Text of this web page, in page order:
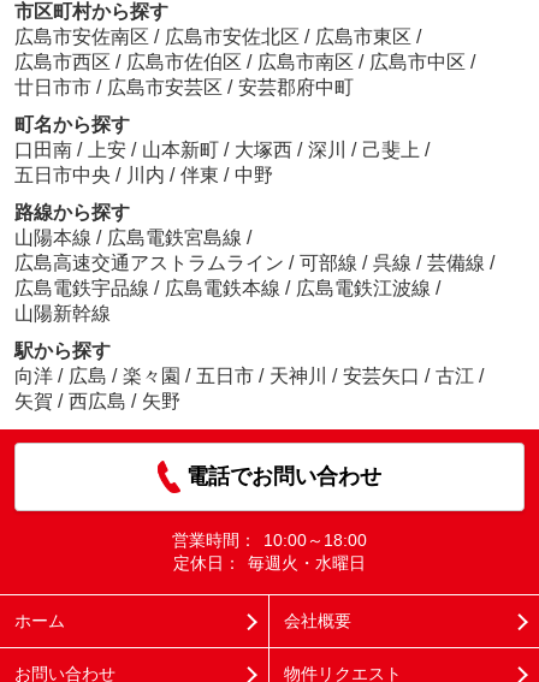
市区町村から探す
広島市安佐南区 / 広島市安佐北区 / 広島市東区 /
広島市西区 / 広島市佐伯区 / 広島市南区 / 広島市中区 /
廿日市市 / 広島市安芸区 / 安芸郡府中町
町名から探す
口田南 / 上安 / 山本新町 / 大塚西 / 深川 / 己斐上 /
五日市中央 / 川内 / 伴東 / 中野
路線から探す
山陽本線 / 広島電鉄宮島線 /
広島高速交通アストラムライン / 可部線 / 呉線 / 芸備線 /
広島電鉄宇品線 / 広島電鉄本線 / 広島電鉄江波線 /
山陽新幹線
駅から探す
向洋 / 広島 / 楽々園 / 五日市 / 天神川 / 安芸矢口 / 古江 /
矢賀 / 西広島 / 矢野
電話でお問い合わせ
営業時間：
10:00～18:00
定休日：
毎週火・水曜日
ホーム 会社概要
お問い合わせ 物件リクエスト